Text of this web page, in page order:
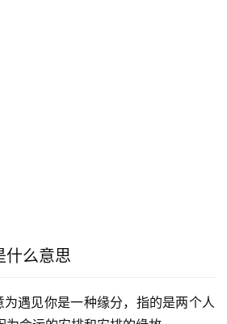
什么意思
为遇见你是一种缘分，指的是两个人